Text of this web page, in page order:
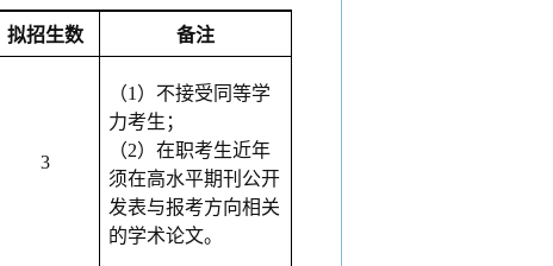
拟招生数 备注
3
（1）不接受同等学
力考生；
（2）在职考生近年
须在高水平期刊公开
发表与报考方向相关
的学术论文。